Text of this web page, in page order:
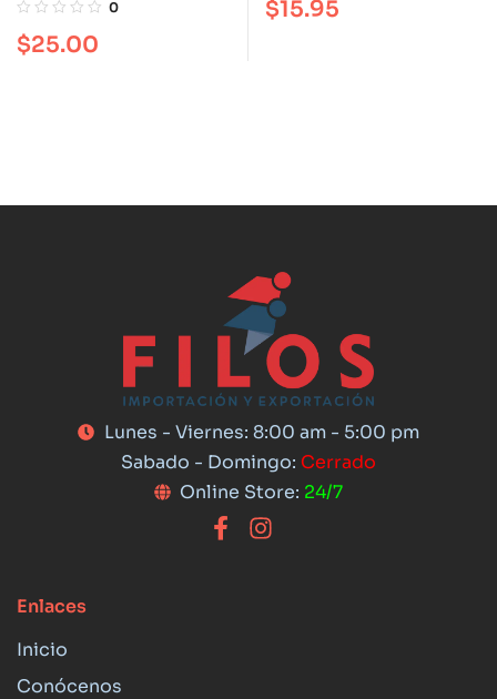
0
$25.00
$15.95
Lunes - Viernes: 8:00 am - 5:00 pm
Sabado - Domingo: Cerrado
Online Store: 24/7
Enlaces
Inicio
Conócenos